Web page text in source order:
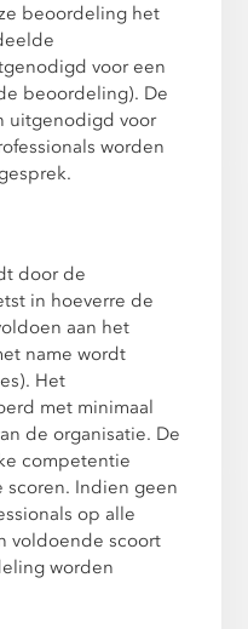
beoordeling het
voor een
beoordeling). De
uitgenodigd voor
worden
door de
in hoeverre de
aan het
name wordt
Het
met minimaal
de organisatie. De
competentie
Indien geen
op alle
voldoende scoort
worden